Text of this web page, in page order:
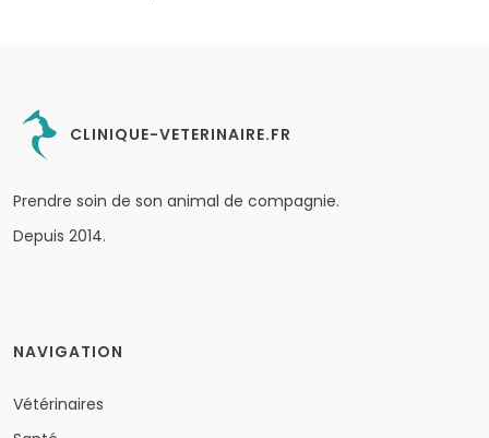
CLINIQUE-VETERINAIRE.FR
Prendre soin de son animal de compagnie.
Depuis 2014.
NAVIGATION
Vétérinaires